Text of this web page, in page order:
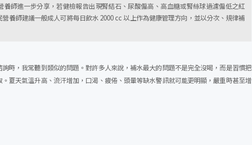
師進一步分享，若健檢報告出現腎結石、尿酸偏高、高血糖或腎絲球過濾偏低之紅
養師建議一般成人可將每日飲水 2000 cc 以上作為健康管理方向，並以分次、規律補
時，我常聽到類似的問題。對許多人來說，補水最大的問題不是完全沒喝，而是習慣把
夏天氣溫升高、流汗增加，口渴、疲倦、頭暈等缺水警訊就可能更明顯，嚴重時甚至增